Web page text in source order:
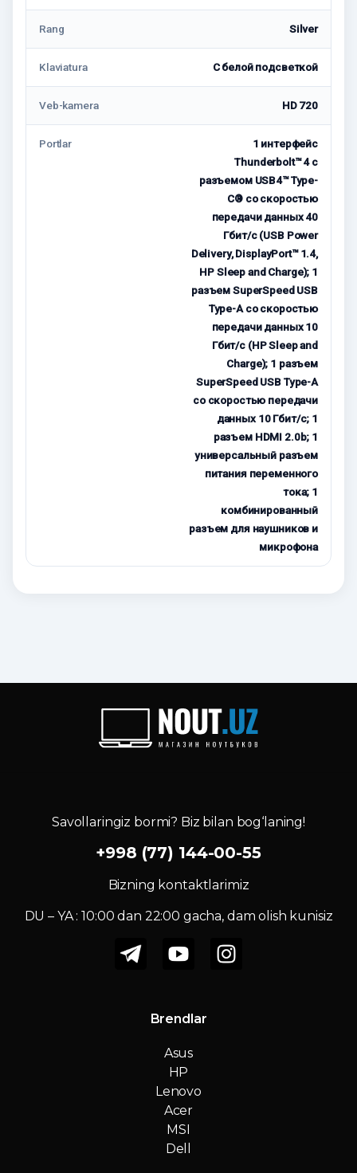
Rang Silver
Klaviatura С белой подсветкой
Veb-kamera HD 720
Portlar
1 интерфейс
Thunderbolt™ 4 с
разъемом USB4™ Type-
C® со скоростью
передачи данных 40
Гбит/с (USB Power
Delivery, DisplayPort™ 1.4,
HP Sleep and Charge); 1
разъем SuperSpeed USB
Type-A со скоростью
передачи данных 10
Гбит/с (HP Sleep and
Charge); 1 разъем
SuperSpeed USB Type-A
со скоростью передачи
данных 10 Гбит/с; 1
разъем HDMI 2.0b; 1
универсальный разъем
питания переменного
тока; 1
комбинированный
разъем для наушников и
микрофона
Savollaringiz bormi? Biz bilan bog‘laning!
+998 (77) 144-00-55
Bizning kontaktlarimiz
DU – YA : 10:00 dan 22:00 gacha, dam olish kunisiz
Brendlar
Asus
HP
Lenovo
Acer
MSI
Dell